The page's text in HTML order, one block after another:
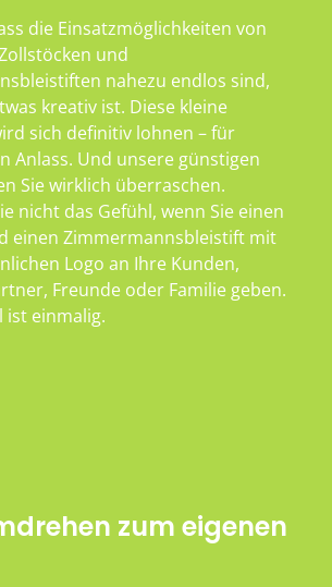
die Einsatzmöglichkeiten von
und
nahezu endlos sind,
kreativ ist. Diese kleine
sich definitiv lohnen – für
Anlass. Und unsere günstigen
Sie wirklich überraschen.
nicht das Gefühl, wenn Sie einen
einen Zimmermannsbleistift mit
Logo an Ihre Kunden,
Freunde oder Familie geben.
ist einmalig.
zum eigenen